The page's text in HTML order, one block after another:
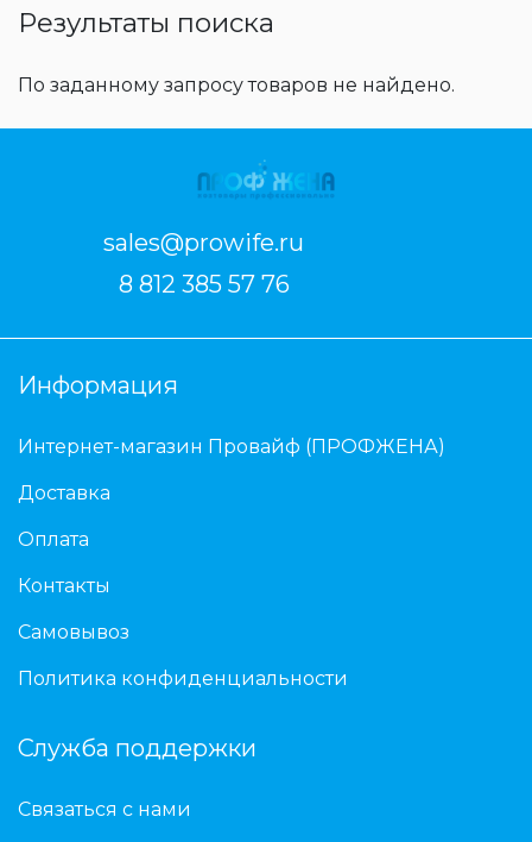
Результаты поиска
По заданному запросу товаров не найдено.
sales@prowife.ru
8 812 385 57 76
Информация
Интернет-магазин Провайф (ПРОФЖЕНА)
Доставка
Оплата
Контакты
Самовывоз
Политика конфиденциальности
Служба поддержки
Связаться с нами